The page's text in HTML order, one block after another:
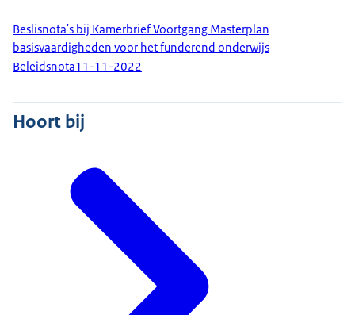
Beslisnota's bij Kamerbrief Voortgang Masterplan
basisvaardigheden voor het funderend onderwijs
Beleidsnota11-11-2022
Hoort bij